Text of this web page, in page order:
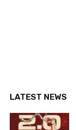
LATEST NEWS